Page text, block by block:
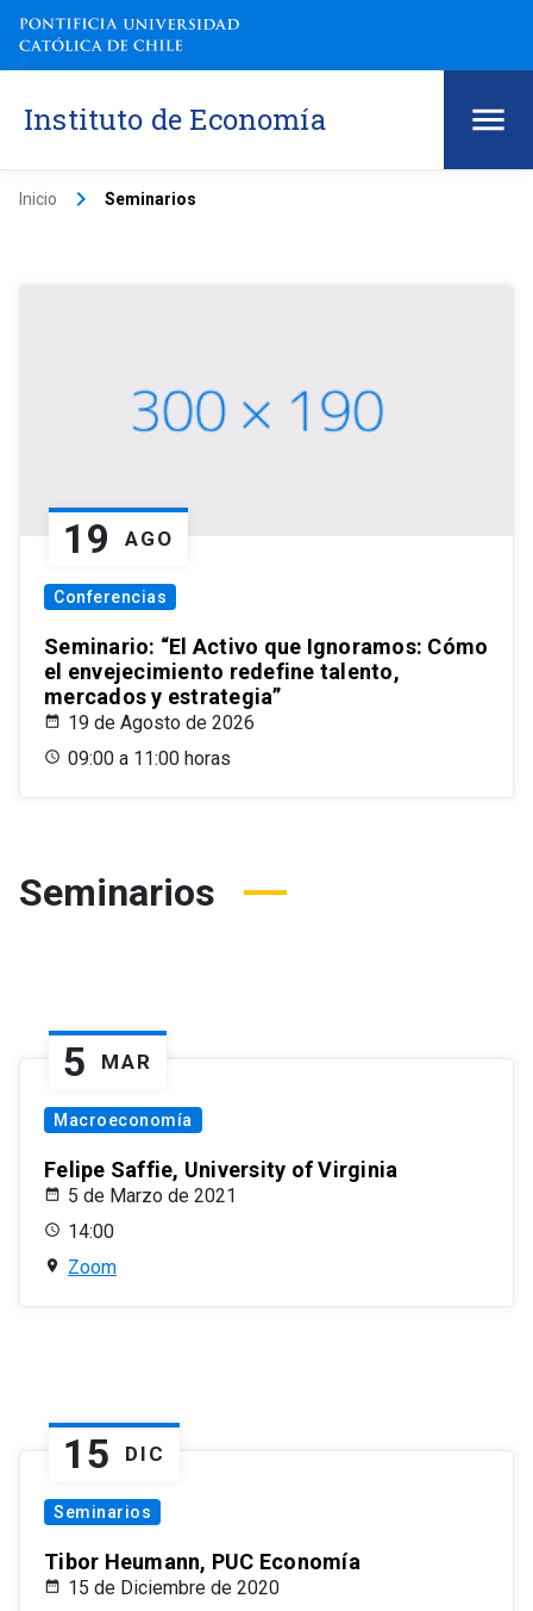
Instituto de Economía
Inicio keyboard_arrow_right Seminarios
19 AGO
Conferencias
Seminario: “El Activo que Ignoramos: Cómo
el envejecimiento redefine talento,
mercados y estrategia”
19 de Agosto de 2026
09:00 a 11:00 horas
Seminarios
5 MAR
Macroeconomía
Felipe Saffie, University of Virginia
5 de Marzo de 2021
14:00
Zoom
15 DIC
Seminarios
Tibor Heumann, PUC Economía
15 de Diciembre de 2020